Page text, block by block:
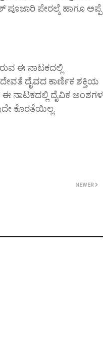
ಪೇರಲ್ಕೆ ಹಾಗೂ ಅಪ್ಪೆ
ಈ ನಾಟಕದಲ್ಲಿ
ದೈವದ ಕಾರ್ಣಿಕ ಶಕ್ತಿಯ
ನಾಟಕದಲ್ಲಿ ದೈವಿಕ ಅಂಶಗಳ
ಕೊರತೆಯಿಲ್ಲ.
NEWER